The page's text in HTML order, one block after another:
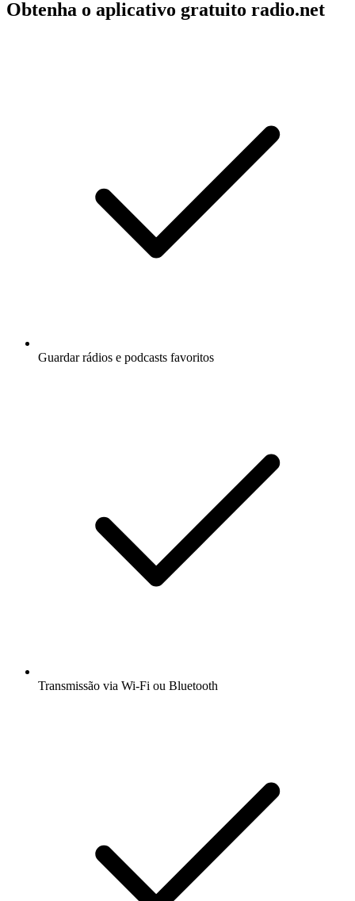
Obtenha o aplicativo gratuito radio.net
Guardar rádios e podcasts favoritos
Transmissão via Wi-Fi ou Bluetooth